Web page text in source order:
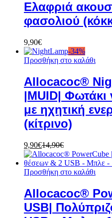
Ελαφριά
φασολιού
9,90€
-34%
Προσθήκη στο καλάθι
Allocacoc®
|MUID| Φωτάκι
με ηχητική
(κίτρινο)
9,90€14,90€
Προσθήκη στο καλάθι
Allocacoc®
USB|